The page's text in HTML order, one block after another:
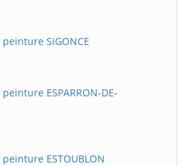
SiGONCE
ESPARRON-DE-
ESTOUBLON